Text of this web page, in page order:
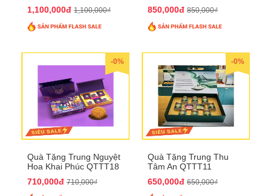
1,100,000đ 1,100,000₫
850,000đ 850,000₫
-0%
Quà Tặng Trung Nguyệt
Hoa Khai Phúc QTTT18
710,000đ 710,000₫
-0%
Quà Tặng Trung Thu
Tâm An QTTT11
650,000đ 650,000₫